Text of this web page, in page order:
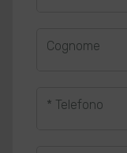
Cognome
* Telefono